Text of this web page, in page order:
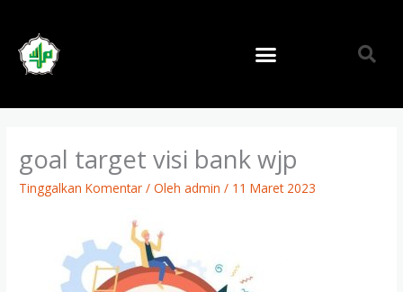
konten
goal target visi bank wjp
Tinggalkan Komentar / Olehadmin/ 11 Maret 2023